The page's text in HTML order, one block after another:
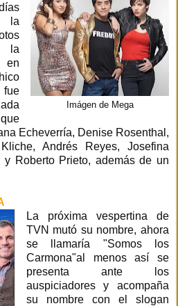
Imágen de Mega
la
la
en
Echeverría, Denise Rosenthal,
Andrés Reyes, Josefina
y Roberto Prieto, además de un
La próxima vespertina de
TVN mutó su nombre, ahora
se llamaría "Somos los
Carmona"al menos así se
presenta ante los
auspiciadores y acompaña
su nombre con el slogan